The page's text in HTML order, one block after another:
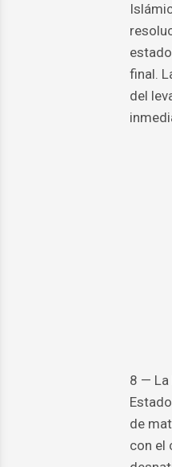
final.
del
8 — La
de
con el